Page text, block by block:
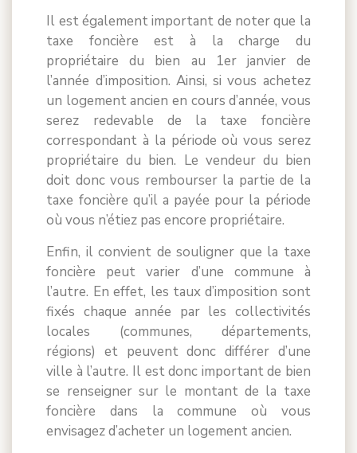
Il est également important de noter que la
taxe foncière est à la charge du
propriétaire du bien au 1er janvier de
l’année d’imposition. Ainsi, si vous achetez
un logement ancien en cours d’année, vous
serez redevable de la taxe foncière
correspondant à la période où vous serez
propriétaire du bien. Le vendeur du bien
doit donc vous rembourser la partie de la
taxe foncière qu’il a payée pour la période
où vous n’étiez pas encore propriétaire.
Enfin, il convient de souligner que la taxe
foncière peut varier d’une commune à
l’autre. En effet, les taux d’imposition sont
fixés chaque année par les collectivités
locales (communes, départements,
régions) et peuvent donc différer d’une
ville à l’autre. Il est donc important de bien
se renseigner sur le montant de la taxe
foncière dans la commune où vous
envisagez d’acheter un logement ancien.